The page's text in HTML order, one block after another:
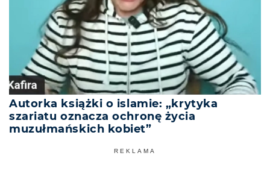
Autorka książki o islamie: „krytyka
szariatu oznacza ochronę życia
muzułmańskich kobiet”
REKLAMA